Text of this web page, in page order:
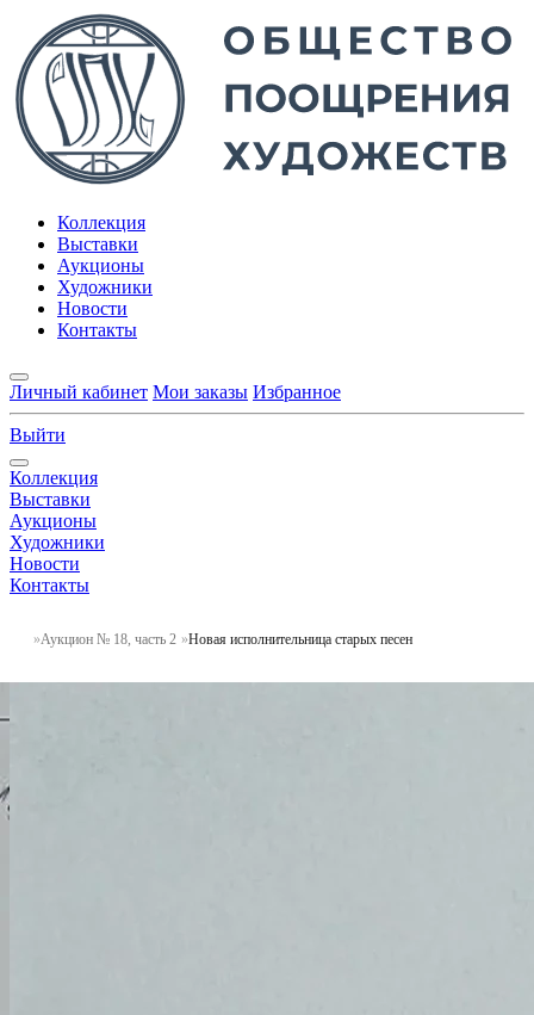
Коллекция
Выставки
Аукционы
Художники
Новости
Контакты
Личный кабинет Мои заказы Избранное
Выйти
Коллекция
Выставки
Аукционы
Художники
Новости
Контакты
Аукцион № 18, часть 2 Новая исполнительница старых песен